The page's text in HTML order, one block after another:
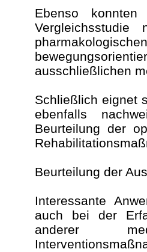
Ebenso
ausschließlichen
Schließlich eignet
ebenfalls
Beurteilung der
Beurteilung der
Interessante
auch bei der
anderer